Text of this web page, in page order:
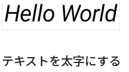
テキストを太字にする